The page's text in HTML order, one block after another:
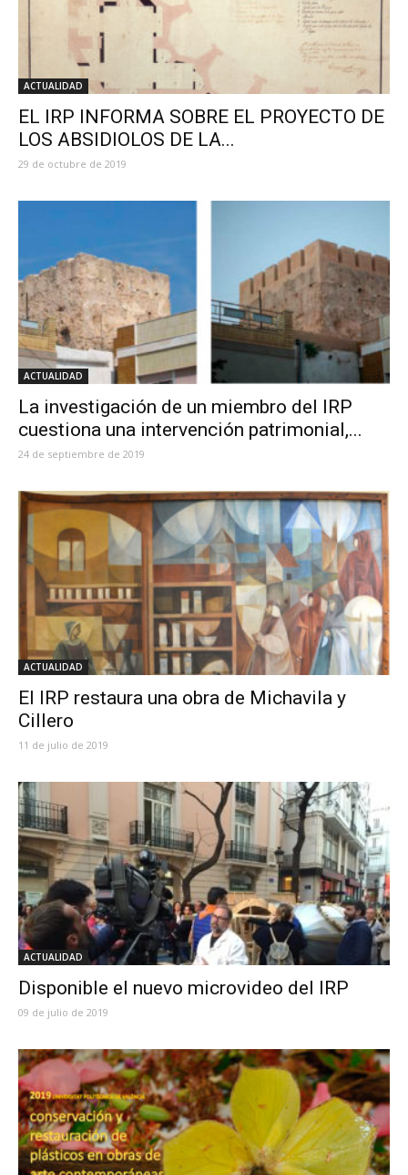
ACTUALIDAD
EL IRP INFORMA SOBRE EL PROYECTO DE
LOS ABSIDIOLOS DE LA...
29 de octubre de 2019
ACTUALIDAD
La investigación de un miembro del IRP
cuestiona una intervención patrimonial,...
24 de septiembre de 2019
ACTUALIDAD
El IRP restaura una obra de Michavila y
Cillero
11 de julio de 2019
ACTUALIDAD
Disponible el nuevo microvideo del IRP
09 de julio de 2019